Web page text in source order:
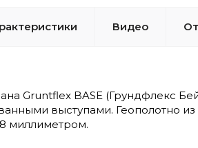
Видео
Gruntflex BASE (Грундфлекс
выступами. Геополотно
миллиметром.